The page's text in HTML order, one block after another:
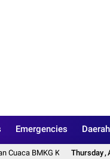
Emergencies Daerah
Thursday,
BMKG Kamis, 6 Agustus